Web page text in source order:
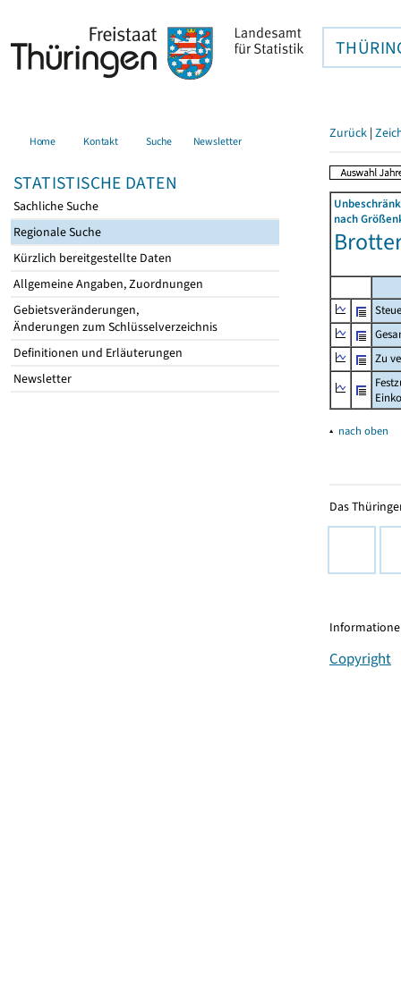
Home Kontakt Suche Newsletter
STATISTISCHE DATEN
Sachliche Suche
Regionale Suche
Kürzlich bereitgestellte Daten
Allgemeine Angaben, Zuordnungen
Gebietsveränderungen,
Änderungen zum Schlüsselverzeichnis
Definitionen und Erläuterungen
Newsletter
Zurück |
nach
Zu
▴ nach oben
Das
Copyright